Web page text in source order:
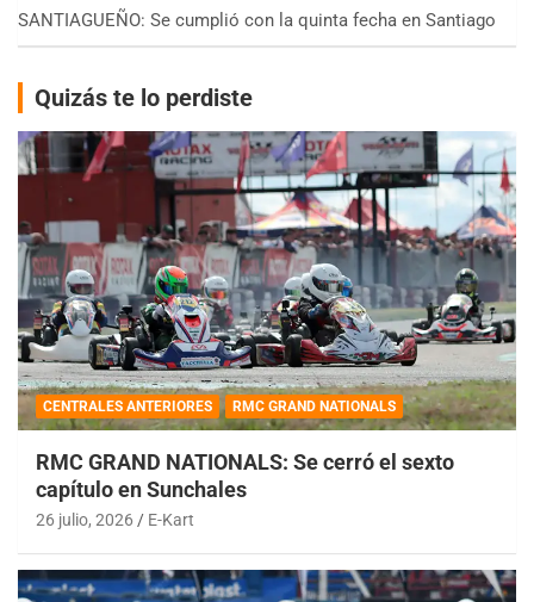
SANTIAGUEÑO: Se cumplió con la quinta fecha en Santiago
Quizás te lo perdiste
CENTRALES ANTERIORES RMC GRAND NATIONALS
RMC GRAND NATIONALS: Se cerró el sexto
capítulo en Sunchales
26 julio, 2026 E-Kart